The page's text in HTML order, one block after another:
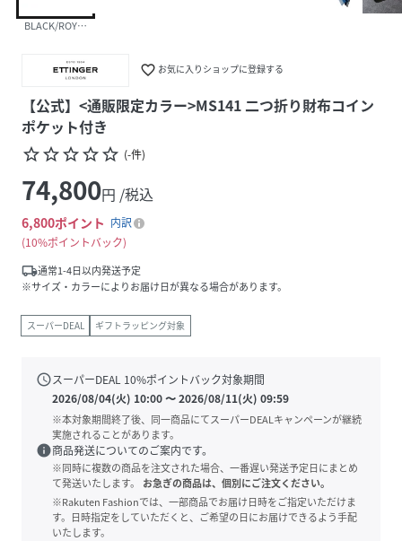
BLACK/ROYALBLUE
favorite_border お気に入りショップに登録する
【公式】<通販限定カラー>MS141 二つ折り財布コイン
ポケット付き
star_borderstar_borderstar_borderstar_borderstar_border (-件)
74,800円 /税込
6,800ポイント 内訳
10%ポイントバック
local_shipping通常1-4日以内発送予定
※サイズ・カラーによりお届け日が異なる場合があります。
スーパーDEAL ギフトラッピング対象
scheduleスーパーDEAL 10%ポイントバック対象期間
2026/08/04(火) 10:00〜2026/08/11(火) 09:59
※本対象期間終了後、同一商品にてスーパーDEALキャンペーンが継続
実施されることがあります。
info商品発送についてのご案内です。
※同時に複数の商品を注文された場合、一番遅い発送予定日にまとめ
て発送いたします。
お急ぎの商品は、個別にご注文ください。
※Rakuten Fashionでは、一部商品でお届け日時をご指定いただけま
す。日時指定をしていただくと、ご希望の日にお届けできるよう手配
いたします。